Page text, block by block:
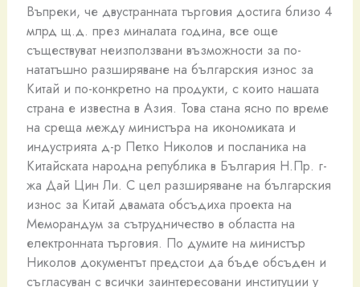
Въпреки, че двустранната търговия достига близо 4
млрд щ.д. през миналата година, все още
съществуват неизползвани възможности за по-
нататъшно разширяване на българския износ за
Китай и по-конкретно на продукти, с които нашата
страна е известна в Азия. Това стана ясно по време
на среща между министъра на икономиката и
индустрията д-р Петко Николов и посланика на
Китайската народна република в България Н.Пр. г-
жа Дай Цин Ли. С цел разширяване на българския
износ за Китай двамата обсъдиха проекта на
Меморандум за сътрудничество в областта на
електронната търговия. По думите на министър
Николов документът предстои да бъде обсъден и
съгласуван с всички заинтересовани институции у